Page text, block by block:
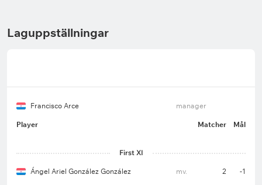
Laguppställningar
Francisco Arce manager
Player Matcher Mål
First XI
Ángel Ariel González González mv. 2 -1